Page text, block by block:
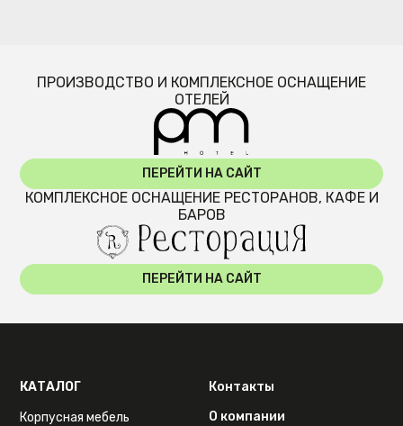
ПРОИЗВОДСТВО И КОМПЛЕКСНОЕ ОСНАЩЕНИЕ
ОТЕЛЕЙ
ПЕРЕЙТИ НА САЙТ
КОМПЛЕКСНОЕ ОСНАЩЕНИЕ РЕСТОРАНОВ, КАФЕ И
БАРОВ
ПЕРЕЙТИ НА САЙТ
КАТАЛОГ
Корпусная мебель
Контакты
О компании